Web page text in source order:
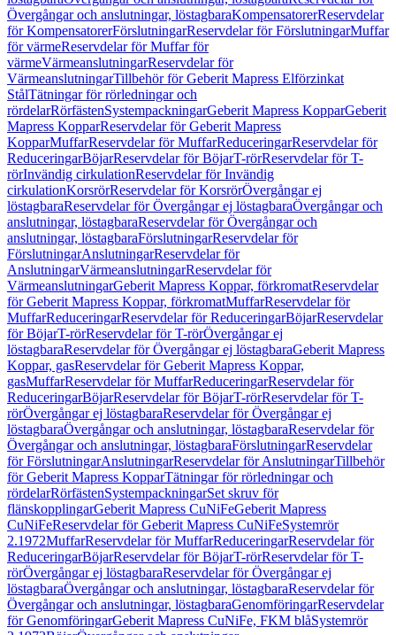
Övergångar och anslutningar, löstagbaraKompensatorerReservdelar
för KompensatorerFörslutningarReservdelar för FörslutningarMuffar
för värmeReservdelar för Muffar för
värmeVärmeanslutningarReservdelar för
VärmeanslutningarTillbehör för Geberit Mapress Elförzinkat
StålTätningar för rörledningar och
rördelarRörfästenSystempackningarGeberit Mapress KopparGeberit
Mapress KopparReservdelar för Geberit Mapress
KopparMuffarReservdelar för MuffarReduceringarReservdelar för
ReduceringarBöjarReservdelar för BöjarT-rörReservdelar för T-
rörInvändig cirkulationReservdelar för Invändig
cirkulationKorsrörReservdelar för KorsrörÖvergångar ej
löstagbaraReservdelar för Övergångar ej löstagbaraÖvergångar och
anslutningar, löstagbaraReservdelar för Övergångar och
anslutningar, löstagbaraFörslutningarReservdelar för
FörslutningarAnslutningarReservdelar för
AnslutningarVärmeanslutningarReservdelar för
VärmeanslutningarGeberit Mapress Koppar, förkromatReservdelar
för Geberit Mapress Koppar, förkromatMuffarReservdelar för
MuffarReduceringarReservdelar för ReduceringarBöjarReservdelar
för BöjarT-rörReservdelar för T-rörÖvergångar ej
löstagbaraReservdelar för Övergångar ej löstagbaraGeberit Mapress
Koppar, gasReservdelar för Geberit Mapress Koppar,
gasMuffarReservdelar för MuffarReduceringarReservdelar för
ReduceringarBöjarReservdelar för BöjarT-rörReservdelar för T-
rörÖvergångar ej löstagbaraReservdelar för Övergångar ej
löstagbaraÖvergångar och anslutningar, löstagbaraReservdelar för
Övergångar och anslutningar, löstagbaraFörslutningarReservdelar
för FörslutningarAnslutningarReservdelar för AnslutningarTillbehör
för Geberit Mapress KopparTätningar för rörledningar och
rördelarRörfästenSystempackningarSet skruv för
flänskopplingarGeberit Mapress CuNiFeGeberit Mapress
CuNiFeReservdelar för Geberit Mapress CuNiFeSystemrör
2.1972MuffarReservdelar för MuffarReduceringarReservdelar för
ReduceringarBöjarReservdelar för BöjarT-rörReservdelar för T-
rörÖvergångar ej löstagbaraReservdelar för Övergångar ej
löstagbaraÖvergångar och anslutningar, löstagbaraReservdelar för
Övergångar och anslutningar, löstagbaraGenomföringarReservdelar
för GenomföringarGeberit Mapress CuNiFe, FKM blåSystemrör